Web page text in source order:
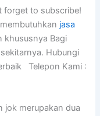
forget to subscribe!
jasa
khususnya Bagi
Hubungi
Telepon Kami :
jok mеruраkаn dua